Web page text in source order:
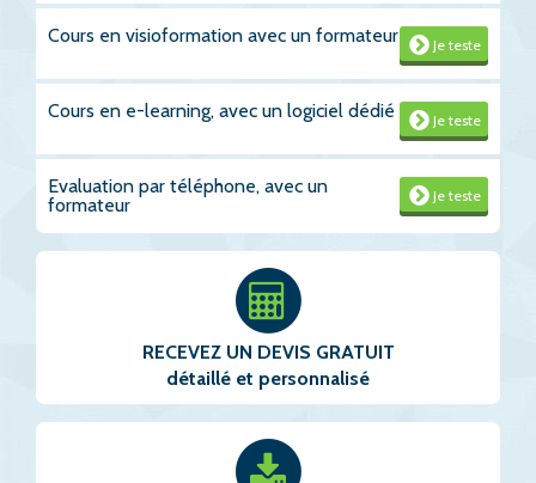
Je teste
Cours en visioformation avec un formateur
Je teste
Cours en e-learning, avec un logiciel dédié
Je teste
Evaluation par téléphone, avec un
formateur
RECEVEZ UN DEVIS GRATUIT
détaillé et personnalisé